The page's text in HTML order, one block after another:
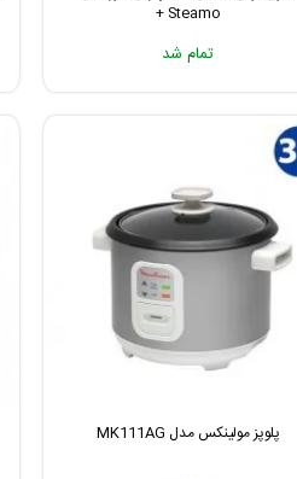
Steamo +
تمام شد
پلوپز مولینکس مدل MK111AG